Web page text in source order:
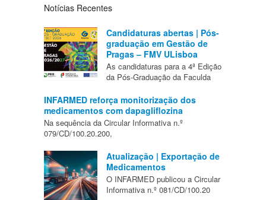
Notícias Recentes
Candidaturas abertas | Pós-
graduação em Gestão de
Pragas – FMV ULisboa
As candidaturas para a 4ª Edição
da Pós-Graduação da Faculda
INFARMED reforça monitorização dos
medicamentos com dapagliflozina
Na sequência da Circular Informativa n.º
079/CD/100.20.200,
Atualização | Exportação de
Medicamentos
O INFARMED publicou a Circular
Informativa n.º 081/CD/100.20